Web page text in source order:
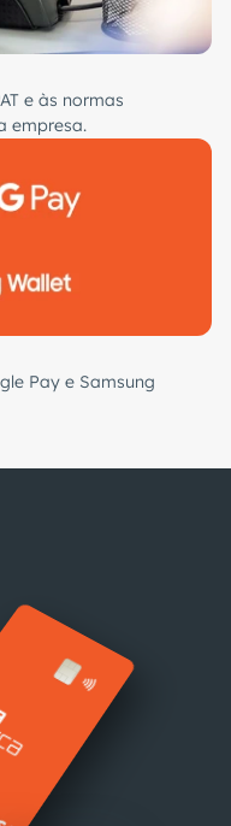
e às normas
empresa.
Pay e Samsung